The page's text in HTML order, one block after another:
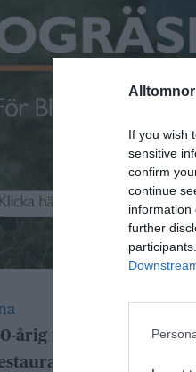
If you wish
sensitive
confirm
continue
information
further
årig man döms för att
i Norrtälje.